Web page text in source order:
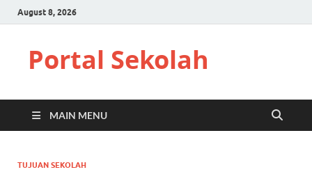
August 8, 2026
Portal Sekolah
MAIN MENU
TUJUAN SEKOLAH